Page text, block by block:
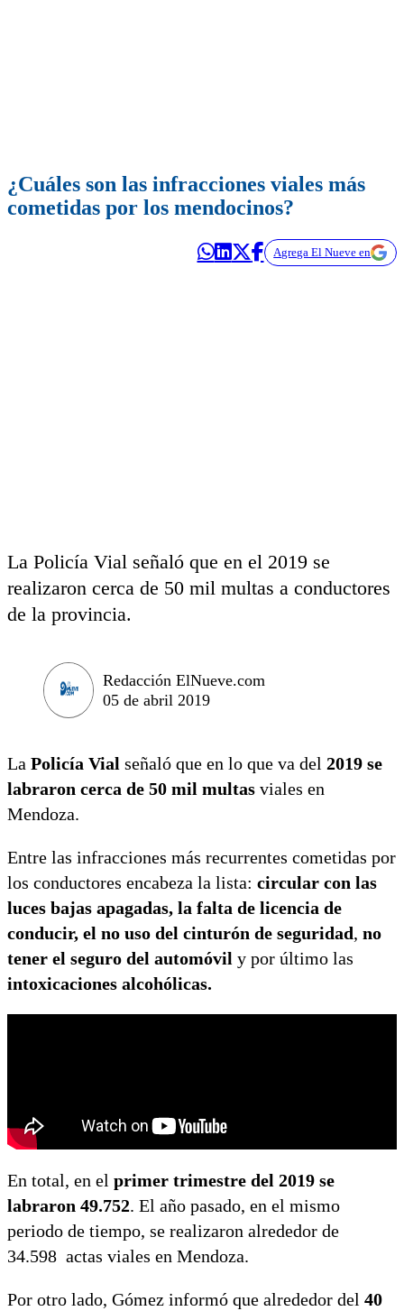
¿Cuáles son las infracciones viales más
cometidas por los mendocinos?
Agrega El Nueve en
La Policía Vial señaló que en el 2019 se
realizaron cerca de 50 mil multas a conductores
de la provincia.
Redacción ElNueve.com
05 de abril 2019
La Policía Vial señaló que en lo que va del 2019 se
labraron cerca de 50 mil multas viales en
Mendoza.
Entre las infracciones más recurrentes cometidas por
los conductores encabeza la lista: circular con las
luces bajas apagadas, la falta de licencia de
conducir, el no uso del cinturón de seguridad, no
tener el seguro del automóvil y por último las
intoxicaciones alcohólicas.
En total, en el primer trimestre del 2019 se
labraron 49.752. El año pasado, en el mismo
periodo de tiempo, se realizaron alrededor de
34.598 actas viales en Mendoza.
Por otro lado, Gómez informó que alrededor del 40